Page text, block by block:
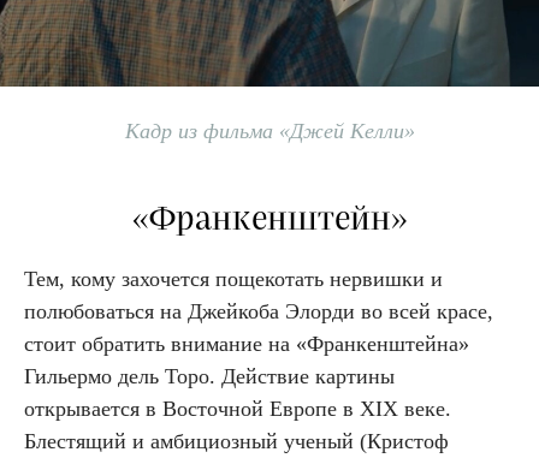
Кадр из фильма «Джей Келли»
«Франкенштейн»
Тем, кому захочется пощекотать нервишки и
полюбоваться на Джейкоба Элорди во всей красе,
стоит обратить внимание на «Франкенштейна»
Гильермо дель Торо. Действие картины
открывается в Восточной Европе в XIX веке.
Блестящий и амбициозный ученый (Кристоф